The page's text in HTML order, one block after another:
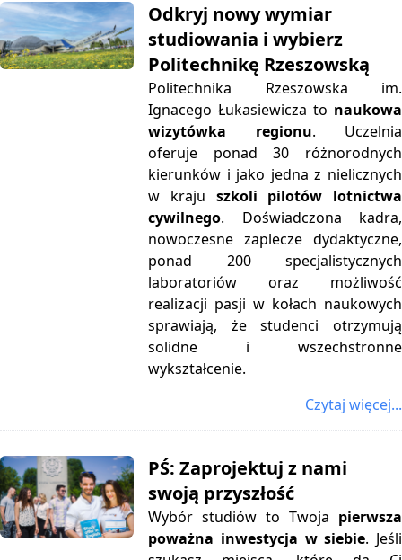
Odkryj nowy wymiar
studiowania i wybierz
Politechnikę Rzeszowską
Politechnika Rzeszowska im.
Ignacego Łukasiewicza to naukowa
wizytówka regionu. Uczelnia
oferuje ponad 30 różnorodnych
kierunków i jako jedna z nielicznych
w kraju szkoli pilotów lotnictwa
cywilnego. Doświadczona kadra,
nowoczesne zaplecze dydaktyczne,
ponad 200 specjalistycznych
laboratoriów oraz możliwość
realizacji pasji w kołach naukowych
sprawiają, że studenci otrzymują
solidne i wszechstronne
wykształcenie.
Czytaj więcej...
PŚ: Zaprojektuj z nami
swoją przyszłość
Wybór studiów to Twoja pierwsza
poważna inwestycja w siebie. Jeśli